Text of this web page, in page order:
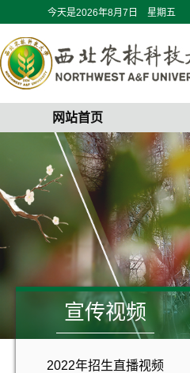
今天是2026年8月7日 星期五
网站首页
宣传视频
2022年招生直播视频